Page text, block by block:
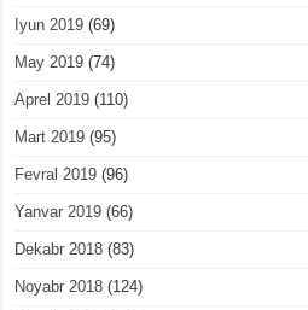
Iyun 2019 (69)
May 2019 (74)
Aprel 2019 (110)
Mart 2019 (95)
Fevral 2019 (96)
Yanvar 2019 (66)
Dekabr 2018 (83)
Noyabr 2018 (124)